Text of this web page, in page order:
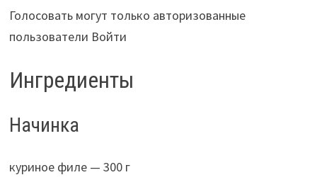
Голосовать могут только авторизованные
пользователи Войти
Ингредиенты
Начинка
куриное филе — 300 г